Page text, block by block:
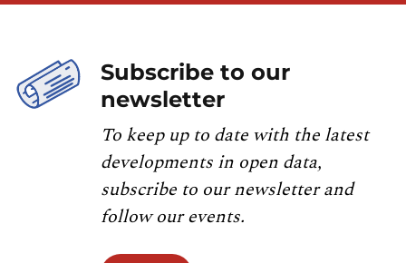
Subscribe to our
newsletter
To keep up to date with the latest
developments in open data,
subscribe to our newsletter and
follow our events.